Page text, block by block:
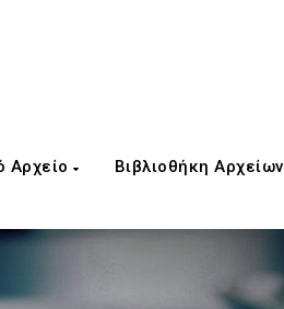
Αρχείο Βιβλιοθήκη Αρχείων